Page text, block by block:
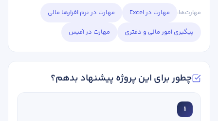
مهارت‌ها: مهارت در Excel
مهارت در نرم افزارها مالی
پیگیری امور مالی و دفتری
مهارت در آفیس
چطور برای این پروژه پیشنهاد بدهم؟
1